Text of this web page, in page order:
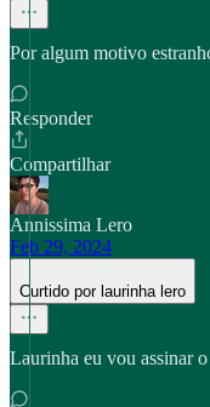
Por algum motivo
Responder
Compartilhar
Annissima Lero
Feb 29, 2024
Curtido por laurinha lero
Laurinha eu vou assinar